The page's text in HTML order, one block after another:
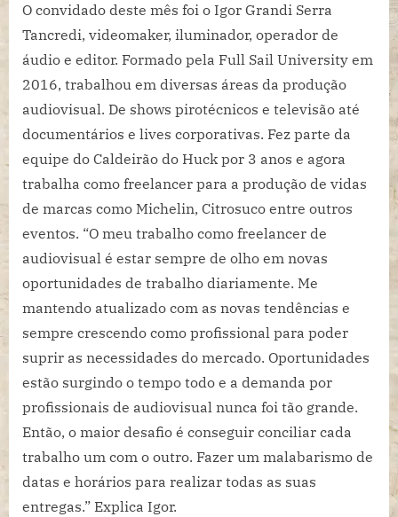
O convidado deste mês foi o Igor Grandi Serra
Tancredi, videomaker, iluminador, operador de
áudio e editor. Formado pela Full Sail University em
2016, trabalhou em diversas áreas da produção
audiovisual. De shows pirotécnicos e televisão até
documentários e lives corporativas. Fez parte da
equipe do Caldeirão do Huck por 3 anos e agora
trabalha como freelancer para a produção de vidas
de marcas como Michelin, Citrosuco entre outros
eventos. “O meu trabalho como freelancer de
audiovisual é estar sempre de olho em novas
oportunidades de trabalho diariamente. Me
mantendo atualizado com as novas tendências e
sempre crescendo como profissional para poder
suprir as necessidades do mercado. Oportunidades
estão surgindo o tempo todo e a demanda por
profissionais de audiovisual nunca foi tão grande.
Então, o maior desafio é conseguir conciliar cada
trabalho um com o outro. Fazer um malabarismo de
datas e horários para realizar todas as suas
entregas.” Explica Igor.